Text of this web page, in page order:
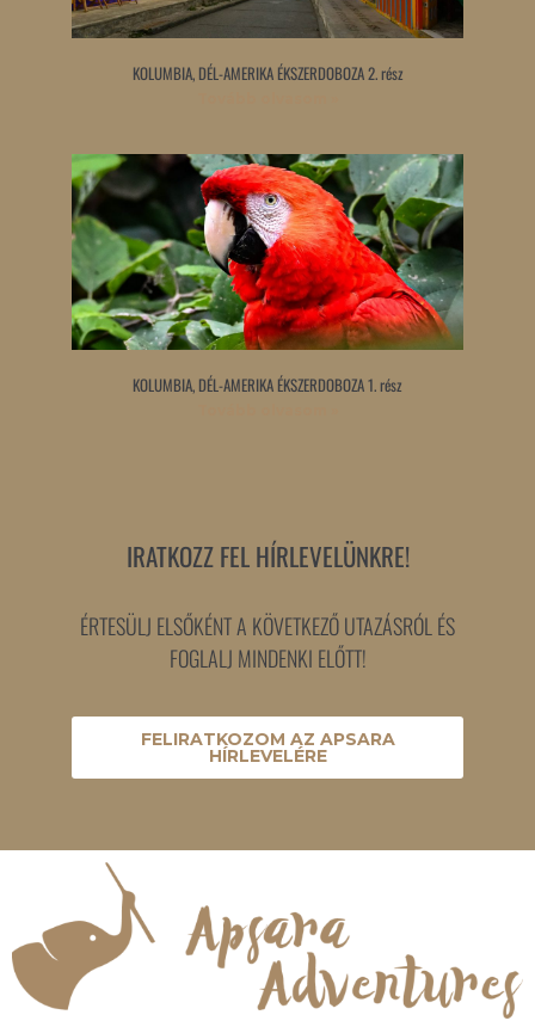
KOLUMBIA, DÉL-AMERIKA ÉKSZERDOBOZA 2. rész
KOLUMBIA, DÉL-AMERIKA ÉKSZERDOBOZA 1. rész
IRATKOZZ FEL HÍRLEVELÜNKRE!
ÉRTESÜLJ ELSŐKÉNT A KÖVETKEZŐ UTAZÁSRÓL ÉS
FOGLALJ MINDENKI ELŐTT!
FELIRATKOZOM AZ APSARA
HÍRLEVELÉRE